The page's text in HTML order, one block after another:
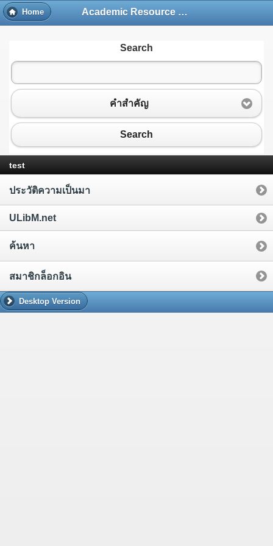
Home Academic Resource and Information Technology Center
Search
คำสำคัญ
Search
test
ประวัติความเป็นมา
ULibM.net
ค้นหา
สมาชิกล็อกอิน
Desktop Version